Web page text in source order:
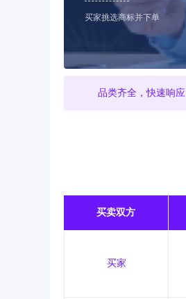
买家挑选商标并下单
品类齐全，快速响应
买卖双方
买家